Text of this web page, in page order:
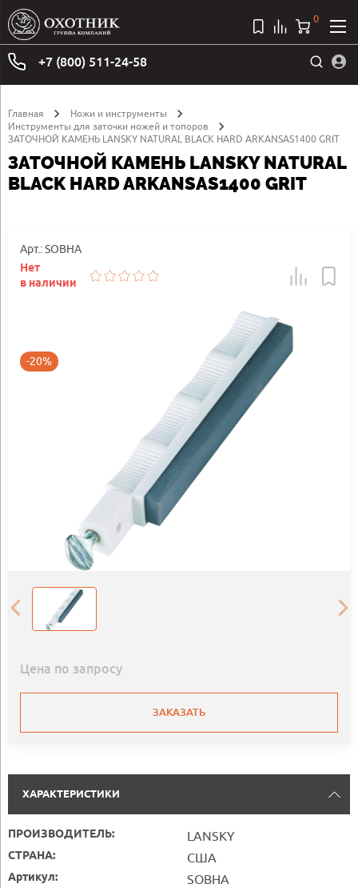
+7 (800) 511-24-58
0
Главная
Ножи и инструменты
Инструменты для заточки ножей и топоров
ЗАТОЧНОЙ КАМЕНЬ LANSKY NATURAL BLACK HARD ARKANSAS1400 GRIT
ЗАТОЧНОЙ КАМЕНЬ LANSKY NATURAL
BLACK HARD ARKANSAS1400 GRIT
Арт.: SOBHA
Нет
в наличии
-20%
Цена по запросу
ЗАКАЗАТЬ
ХАРАКТЕРИСТИКИ
ПРОИЗВОДИТЕЛЬ: LANSKY
СТРАНА: США
Артикул: SOBHA